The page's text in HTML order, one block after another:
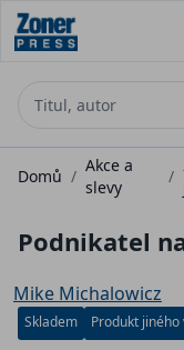
Domů /
Akce a
slevy
/
Podnikatel
Mike Michalowicz
Skladem Produkt